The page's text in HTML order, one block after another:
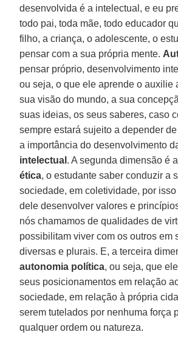
desenvolvida é a intelectual, e eu
todo pai, toda mãe, todo educador
filho, a criança, o adolescente, o
pensar com a sua própria mente.
pensar próprio, desenvolvimento
ou seja, o que ele aprende o auxilie
sua visão do mundo, a sua
suas ideias, os seus saberes, caso
sempre estará sujeito a depender
a importância do desenvolvimento
intelectual . A segunda dimensão é
ética, o estudante saber conduzir a
sociedade, em coletividade, por
dele desenvolver valores e
nós chamamos de qualidades de
possibilitam viver com os outros em
diversas e plurais. E, a terceira
autonomia política, ou seja, que
seus posicionamentos em relação
sociedade, em relação à própria
serem tutelados por nenhuma força
qualquer ordem ou natureza.